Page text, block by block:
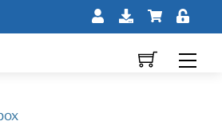
MeinDownloads
ShopLog